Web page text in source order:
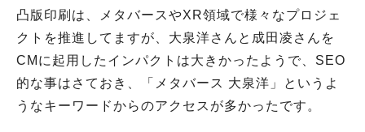
凸版印刷は、メタバースやXR領域で様々なプロジェ
クトを推進してますが、大泉洋さんと成田凌さんを
CMに起用したインパクトは大きかったようで、SEO
的な事はさておき、「メタバース 大泉洋」というよ
うなキーワードからのアクセスが多かったです。